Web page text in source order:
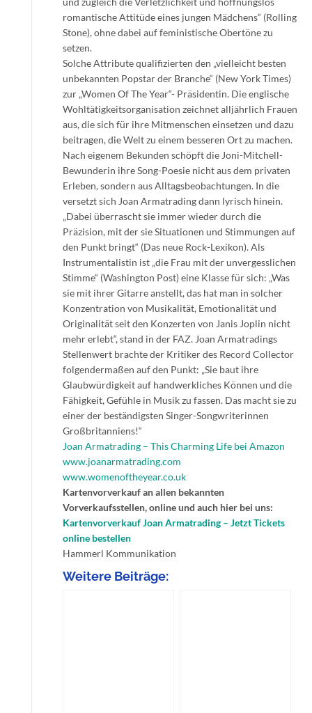
romantische Attitüde eines jungen Mädchens“ (Rolling
Stone), ohne dabei auf feministische Obertöne zu
setzen.
Solche Attribute qualifizierten den „vielleicht besten
unbekannten Popstar der Branche“ (New York Times)
zur „Women Of The Year“- Präsidentin. Die englische
Wohltätigkeitsorganisation zeichnet alljährlich Frauen
aus, die sich für ihre Mitmenschen einsetzen und dazu
beitragen, die Welt zu einem besseren Ort zu machen.
Nach eigenem Bekunden schöpft die Joni-Mitchell-
Bewunderin ihre Song-Poesie nicht aus dem privaten
Erleben, sondern aus Alltagsbeobachtungen. In die
versetzt sich Joan Armatrading dann lyrisch hinein.
„Dabei überrascht sie immer wieder durch die
Präzision, mit der sie Situationen und Stimmungen auf
den Punkt bringt“ (Das neue Rock-Lexikon). Als
Instrumentalistin ist „die Frau mit der unvergesslichen
Stimme“ (Washington Post) eine Klasse für sich: „Was
sie mit ihrer Gitarre anstellt, das hat man in solcher
Konzentration von Musikalität, Emotionalität und
Originalität seit den Konzerten von Janis Joplin nicht
mehr erlebt“, stand in der FAZ. Joan Armatradings
Stellenwert brachte der Kritiker des Record Collector
folgendermaßen auf den Punkt: „Sie baut ihre
Glaubwürdigkeit auf handwerkliches Können und die
Fähigkeit, Gefühle in Musik zu fassen. Das macht sie zu
einer der beständigsten Singer-Songwriterinnen
Großbritanniens!“
Joan Armatrading – This Charming Life bei Amazon
www.joanarmatrading.com
www.womenoftheyear.co.uk
Kartenvorverkauf an allen bekannten
Vorverkaufsstellen, online und auch hier bei uns:
Kartenvorverkauf Joan Armatrading – Jetzt Tickets
online bestellen
Hammerl Kommunikation
Weitere Beiträge: